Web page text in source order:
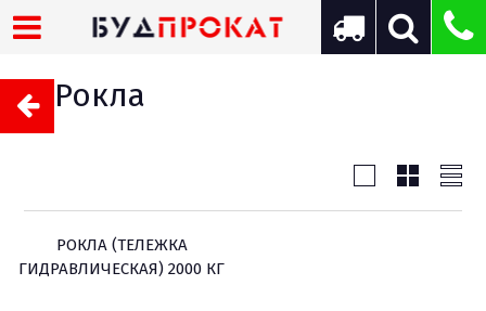
Рокла
РОКЛА (ТЕЛЕЖКА
ГИДРАВЛИЧЕСКАЯ) 2000 КГ